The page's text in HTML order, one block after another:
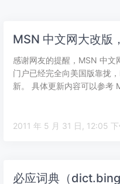
MSN 中文网大改版
感谢网友的提醒，MSN 中文
门户已经完全向美国版靠拢
新。 具体更新内容可以参考
2011 年 5 月 31 日,
必应词典（